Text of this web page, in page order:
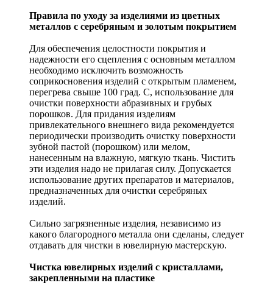
Правила по уходу за изделиями из цветных
металлов с серебряным и золотым покрытием
Для обеспечения целостности покрытия и
надежности его сцепления с основным металлом
необходимо исключить возможность
соприкосновения изделий с открытым пламенем,
перегрева свыше 100 град. С, использование для
очистки поверхности абразивных и грубых
порошков. Для придания изделиям
привлекательного внешнего вида рекомендуется
периодически производить очистку поверхности
зубной пастой (порошком) или мелом,
нанесенным на влажную, мягкую ткань. Чистить
эти изделия надо не прилагая силу. Допускается
использование других препаратов и материалов,
предназначенных для очистки серебряных
изделий.
Сильно загрязненные изделия, независимо из
какого благородного металла они сделаны, следует
отдавать для чистки в ювелирную мастерскую.
Чистка ювелирных изделий с кристаллами,
закрепленными на пластике